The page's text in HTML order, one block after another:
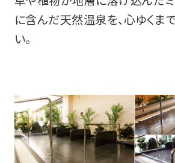
に含んだ天然温泉を、心ゆくま
い。